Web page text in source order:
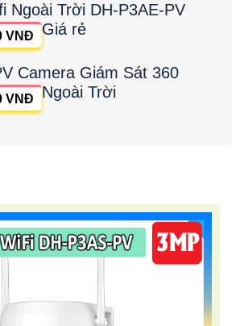
Ngoài Trời DH-P3AE-PV
Giá rẻ
VNĐ
Camera Giám Sát 360
Ngoài Trời
VNĐ